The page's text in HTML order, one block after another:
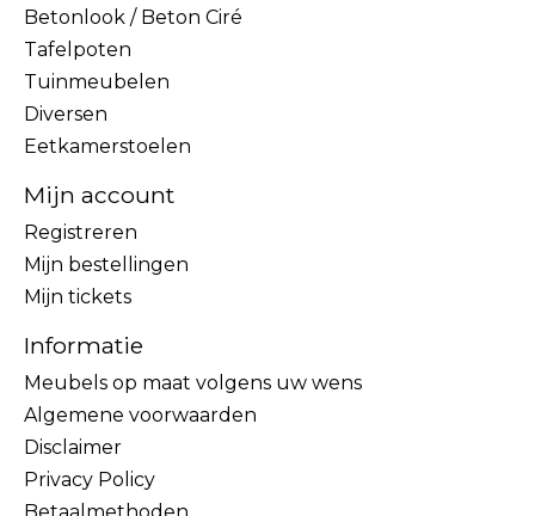
Betonlook / Beton Ciré
Tafelpoten
Tuinmeubelen
Diversen
Eetkamerstoelen
Mijn account
Registreren
Mijn bestellingen
Mijn tickets
Informatie
Meubels op maat volgens uw wens
Algemene voorwaarden
Disclaimer
Privacy Policy
Betaalmethoden